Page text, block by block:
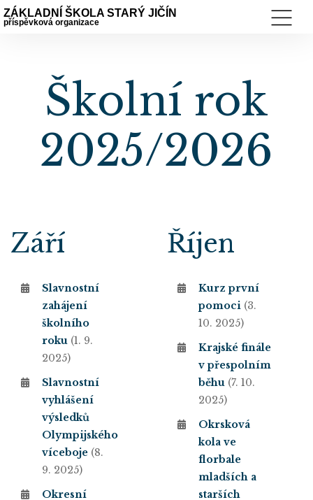
ZÁKLADNÍ ŠKOLA STARÝ JIČÍN
příspěvková organizace
Školní rok
2025/2026
Září
Slavnostní
zahájení
školního
roku (1. 9.
2025)
Slavnostní
vyhlášení
výsledků
Olympijského
víceboje (8.
9. 2025)
Okresní
Říjen
Kurz první
pomoci (3.
10. 2025)
Krajské finále
v přespolním
běhu (7. 10.
2025)
Okrsková
kola ve
florbale
mladších a
starších